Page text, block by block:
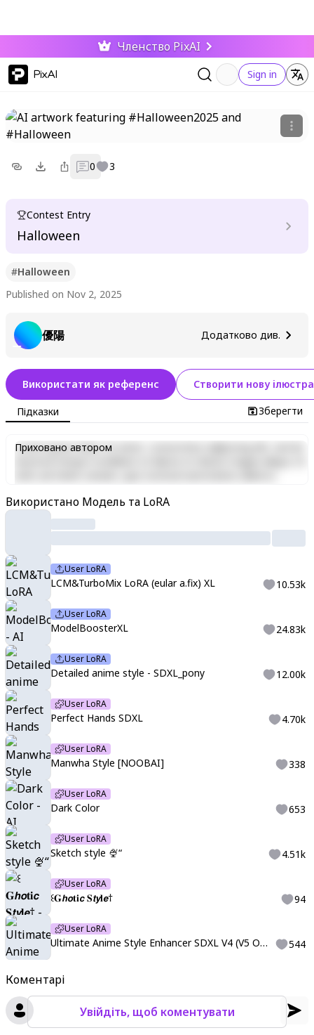
Членство PixAI
PixAI Sign in
0 3
Contest Entry
Halloween
#Halloween
Published on Nov 2, 2025
優陽 Додатково див.
Коментарі
Увійдіть, щоб коментувати
Використати як референс Створити нову
Підказки Зберегти
Lorem ipsum dolor sit amet, consectetur adipiscing elit, sed do
dolor in reprehenderit in voluptate velit esse cillum dolore eu
fugiat nulla pariatur. Excepteur sint occaecat cupidatat non
proident, sunt in culpa qui officia deserunt mollit anim id est
laborum.
Приховано автором
Використано Модель та LoRA
User LoRA
LCM&TurboMix LoRA (eular a.fix) XL 10.53k
User LoRA
ModelBoosterXL 24.83k
User LoRA
Detailed anime style - SDXL_pony 12.00k
User LoRA
Perfect Hands SDXL 4.70k
User LoRA
Manwha Style [NOOBAI] 338
User LoRA
Dark Color 653
User LoRA
Sketch style 🍨“ 4.51k
User LoRA
꒰ㅤ𝐆𝙝𝙤𝐭𝐢𝙘 𝐒𝙩𝙮𝐥𝙚ㅤ† 94
User LoRA
Ultimate Anime Style Enhancer SDXL V4 (V5 OUT NOW LINK IN DESC) 544